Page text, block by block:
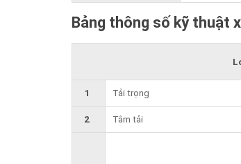
Bảng thông số kỹ thuật
1 Tải trọng
2 Tâm tải